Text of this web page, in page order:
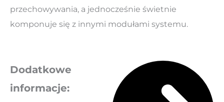
przechowywania, a jednocześnie świetnie
komponuje się z innymi modułami systemu.
Dodatkowe
informacje: